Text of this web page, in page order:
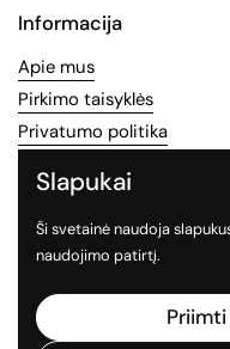
Informacija
Apie mus
Pirkimo taisyklės
Privatumo politika
Socialinės medijos
Sekite mus socialiniuose
Facebook
Slapukai
Ši svetainė naudoja
naudojimo patirtį.